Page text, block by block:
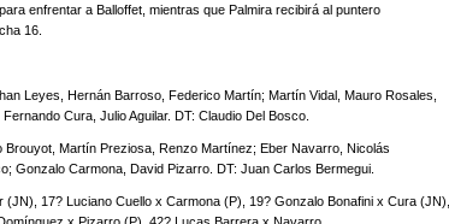
enfrentar a Balloffet, mientras que Palmira recibirá al puntero
16.
Leyes, Hernán Barroso, Federico Martín; Martín Vidal, Mauro Rosales,
Cura, Julio Aguilar. DT: Claudio Del Bosco.
Brouyot, Martín Preziosa, Renzo Martínez; Eber Navarro, Nicolás
Gonzalo Carmona, David Pizarro. DT: Juan Carlos Bermegui.
(JN), 17? Luciano Cuello x Carmona (P), 19? Gonzalo Bonafini x Cura (JN),